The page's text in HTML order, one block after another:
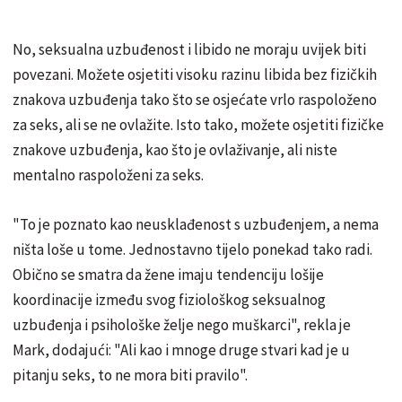
No,seksualna uzbuđenost i libido ne moraju uvijek biti
povezani. Možete osjetiti visoku razinu libida bez fizičkih
znakova uzbuđenja tako što se osjećate vrlo raspoloženo
za seks, ali se ne ovlažite. Isto tako, možete osjetiti fizičke
znakove uzbuđenja, kao što je ovlaživanje, ali niste
mentalno raspoloženi za seks.
"To je poznato kao neusklađenost s uzbuđenjem, a nema
ništa loše u tome. Jednostavno tijelo ponekad tako radi.
Obično se smatra da žene imaju tendenciju lošije
koordinacije između svog fiziološkog seksualnog
uzbuđenja i psihološke želje nego muškarci", rekla je
Mark, dodajući: "Ali kao i mnoge druge stvari kad je u
pitanju seks, to ne mora biti pravilo".